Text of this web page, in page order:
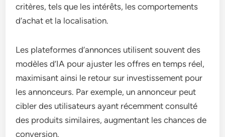
critères, tels que les intérêts, les comportements
d’achat et la localisation.
Les plateformes d’annonces utilisent souvent des
modèles d’IA pour ajuster les offres en temps réel,
maximisant ainsi le retour sur investissement pour
les annonceurs. Par exemple, un annonceur peut
cibler des utilisateurs ayant récemment consulté
des produits similaires, augmentant les chances de
conversion.